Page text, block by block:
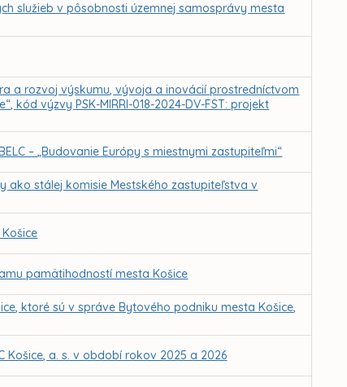
služieb v pôsobnosti územnej samosprávy mesta
a rozvoj výskumu, vývoja a inovácií prostredníctvom
výzvy PSK-MIRRI-018-2024-DV-FST: projekt
– „Budovanie Európy s miestnymi zastupiteľmi“
ako stálej komisie Mestského zastupiteľstva v
pamätihodností mesta Košice
ktoré sú v správe Bytového podniku mesta Košice,
a. s. v období rokov 2025 a 2026